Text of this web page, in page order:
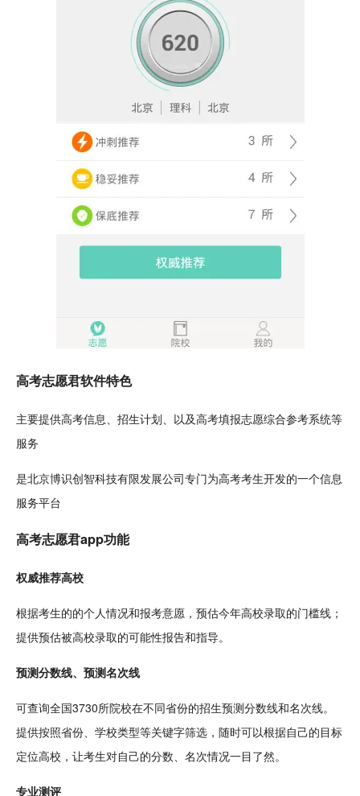
高考志愿君软件特色
主要提供高考信息、招生计划、以及高考填报志愿综合参考系统等
服务
是北京博识创智科技有限发展公司专门为高考考生开发的一个信息
服务平台
高考志愿君app功能
权威推荐高校
根据考生的的个人情况和报考意愿，预估今年高校录取的门槛线；
提供预估被高校录取的可能性报告和指导。
预测分数线、预测名次线
可查询全国3730所院校在不同省份的招生预测分数线和名次线。
提供按照省份、学校类型等关键字筛选， 随时可以根据自己的目标
定位高校，让考生对自己的分数、名次情况一目了然。
专业测评